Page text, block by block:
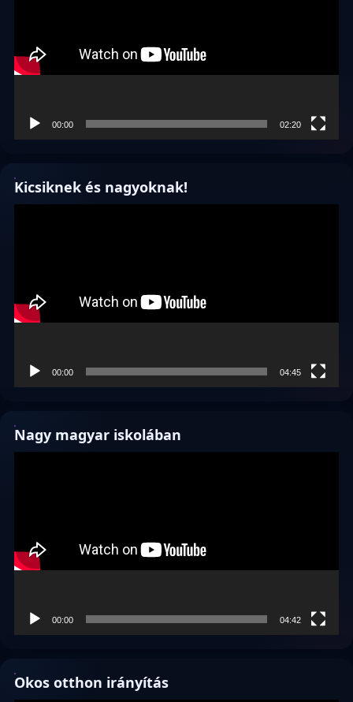
00:00 02:20
Kicsiknek és nagyoknak!
00:00 04:45
Nagy magyar iskolában
00:00 04:42
Okos otthon irányítás